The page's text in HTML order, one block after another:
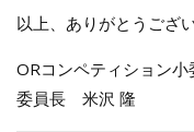
以上、ありがとうござ
ORコンペティション小
委員長 米沢 隆